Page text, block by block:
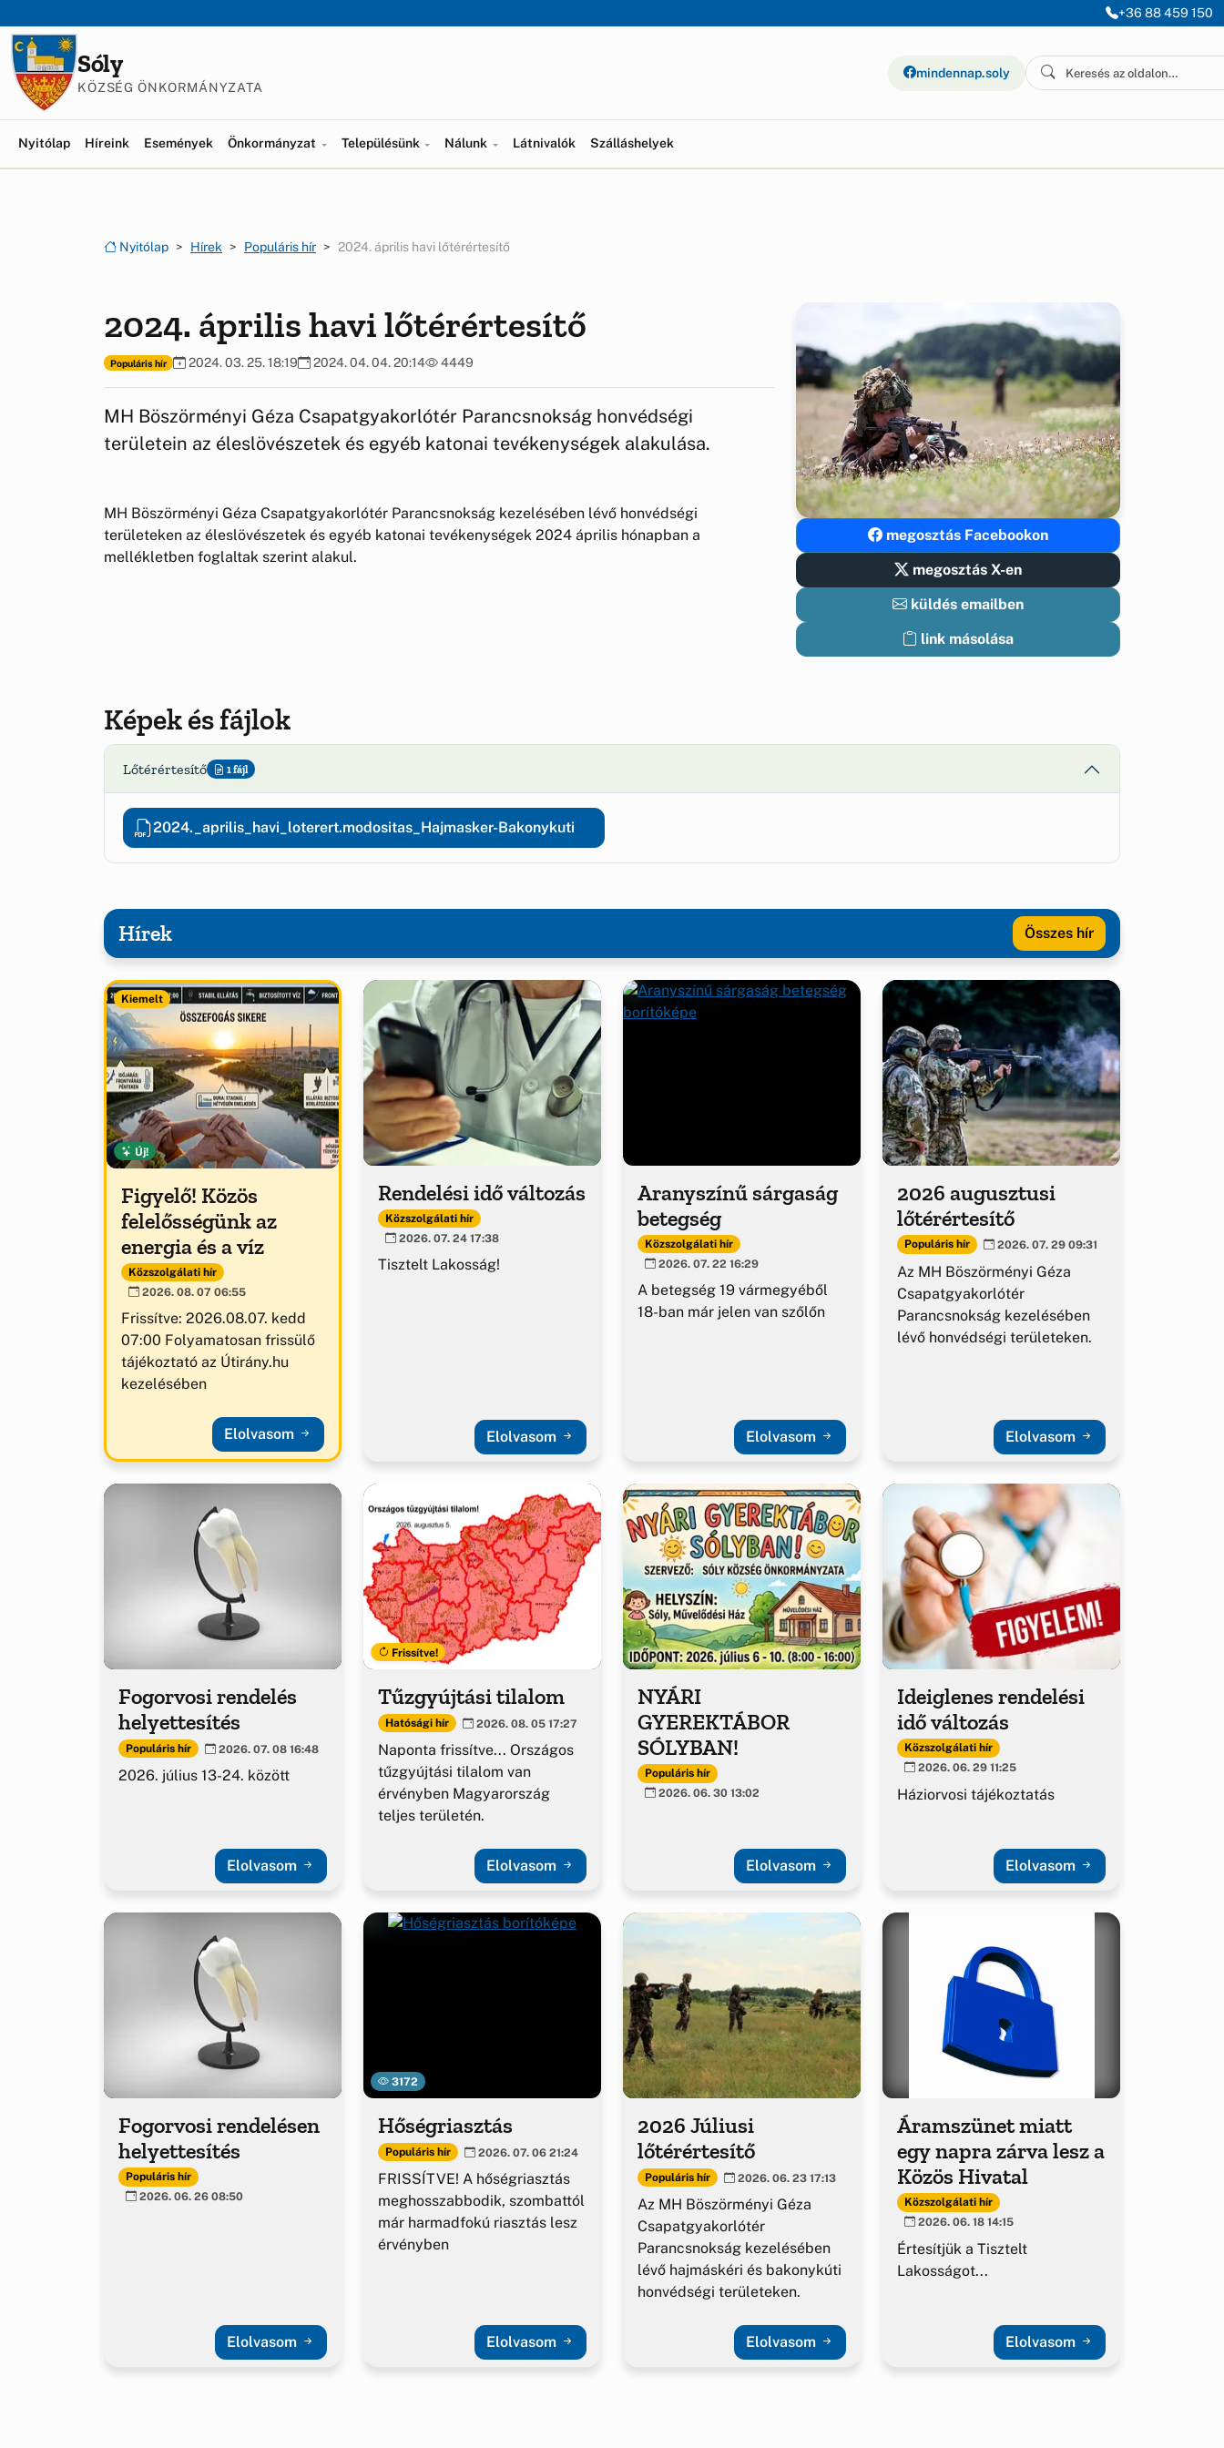
+36 88 459 150
Sóly
KÖZSÉG ÖNKORMÁNYZATA
mindennap.soly
Nyitólap Híreink Események Önkormányzat Településünk Nálunk Látnivalók Szálláshelyek
Nyitólap Hírek Populáris hír 2024. április havi lőtérértesítő
2024. április havi lőtérértesítő
Populáris hír 2024. 03. 25. 18:19 2024. 04. 04. 20:14 4449
MH Böszörményi Géza Csapatgyakorlótér Parancsnokság honvédségi
területein az éleslövészetek és egyéb katonai tevékenységek alakulása.
MH Böszörményi Géza Csapatgyakorlótér Parancsnokság kezelésében lévő honvédségi
területeken az éleslövészetek és egyéb katonai tevékenységek 2024 április hónapban a
mellékletben foglaltak szerint alakul.
megosztás Facebookon
megosztás X-en
küldés emailben
link másolása
Képek és fájlok
Lőtérértesítő 1 fájl
2024._aprilis_havi_loterert.modositas_Hajmasker-Bakonykuti
Hírek Összes hír
Kiemelt
Új!
Figyelő! Közös
felelősségünk az
energia és a víz
Közszolgálati hír
2026. 08. 07 06:55
Frissítve: 2026.08.07. kedd
07:00 Folyamatosan frissülő
tájékoztató az Útirány.hu
kezelésében
Elolvasom
Rendelési idő változás
Közszolgálati hír
2026. 07. 24 17:38
Tisztelt Lakosság!
Elolvasom
Aranyszínű sárgaság
betegség
Közszolgálati hír
2026. 07. 22 16:29
A betegség 19 vármegyéből
18-ban már jelen van szőlőn
Elolvasom
2026 augusztusi
lőtérértesítő
Populáris hír 2026. 07. 29 09:31
Az MH Böszörményi Géza
Csapatgyakorlótér
Parancsnokság kezelésében
lévő honvédségi területeken.
Elolvasom
Fogorvosi rendelés
helyettesítés
Populáris hír 2026. 07. 08 16:48
2026. július 13-24. között
Elolvasom
Frissítve!
Tűzgyújtási tilalom
Hatósági hír 2026. 08. 05 17:27
Naponta frissítve... Országos
tűzgyújtási tilalom van
érvényben Magyarország
teljes területén.
Elolvasom
NYÁRI
GYEREKTÁBOR
SÓLYBAN!
Populáris hír
2026. 06. 30 13:02
Elolvasom
Ideiglenes rendelési
idő változás
Közszolgálati hír
2026. 06. 29 11:25
Háziorvosi tájékoztatás
Elolvasom
Fogorvosi rendelésen
helyettesítés
Populáris hír
2026. 06. 26 08:50
Elolvasom
3172
Hőségriasztás
Populáris hír 2026. 07. 06 21:24
FRISSÍTVE! A hőségriasztás
meghosszabbodik, szombattól
már harmadfokú riasztás lesz
érvényben
Elolvasom
2026 Júliusi
lőtérértesítő
Populáris hír 2026. 06. 23 17:13
Az MH Böszörményi Géza
Csapatgyakorlótér
Parancsnokság kezelésében
lévő hajmáskéri és bakonykúti
honvédségi területeken.
Elolvasom
Áramszünet miatt
egy napra zárva lesz a
Közös Hivatal
Közszolgálati hír
2026. 06. 18 14:15
Értesítjük a Tisztelt
Lakosságot...
Elolvasom